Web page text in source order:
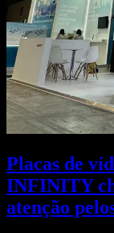
Placas de
INFINITY
atenção